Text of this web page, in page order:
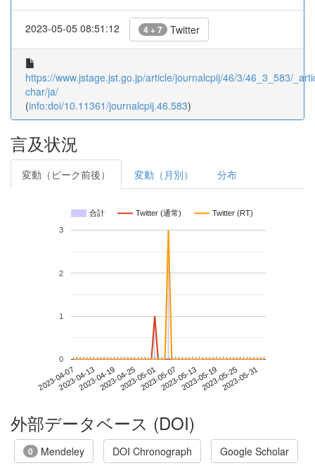
2023-05-05 08:51:12 4 + 7 Twitter
https://www.jstage.jst.go.jp/article/journalcpij/46/3/46_3_583/
char/ja/
(info:doi/10.11361/journalcpij.46.583)
言及状況
変動（ピーク前後） 変動（月別） 分布
合計 Twitter (通常) Twitter (RT)
2023-04-072023-04-132023-04-192023-04-252023-05-012023-05-072023-05-132023-05-192023-05-252023-05-31
0
1
2
3
外部データベース (DOI)
0 Mendeley DOI Chronograph Google Scholar